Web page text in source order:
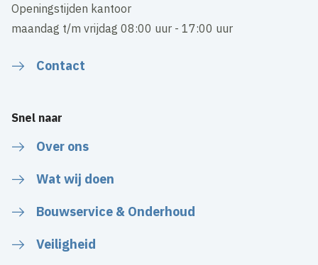
Openingstijden kantoor
maandag t/m vrijdag 08:00 uur - 17:00 uur
Contact
Snel naar
Over ons
Wat wij doen
Bouwservice & Onderhoud
Veiligheid